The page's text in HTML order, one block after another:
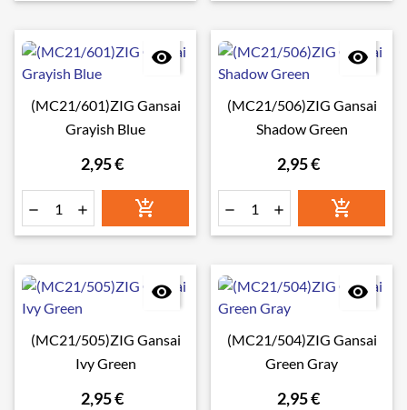

(MC21/601)ZIG Gansai
Grayish Blue
2,95 €
  

(MC21/506)ZIG Gansai
Shadow Green
2,95 €
  

(MC21/505)ZIG Gansai
Ivy Green
2,95 €

(MC21/504)ZIG Gansai
Green Gray
2,95 €